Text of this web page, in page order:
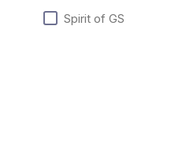
Spirit of GS